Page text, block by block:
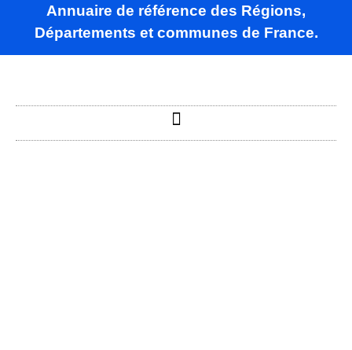
Annuaire de référence des Régions,
Départements et communes de France.